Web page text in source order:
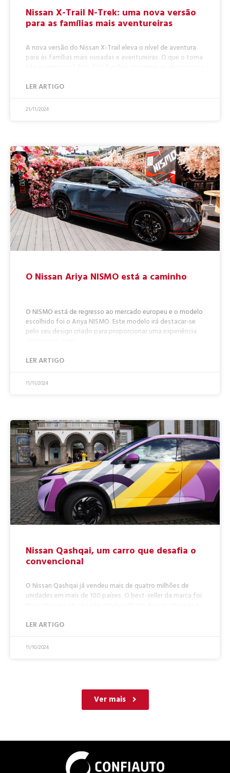
Nissan X-Trail N-Trek: uma nova versão
para as famílias mais aventureiras
A nova versão do Nissan X-Trail eleva o nível de aventura
para as famílias mais ousadas e aventureiras. O que o torna
LER ARTIGO
21/11/2024
O Nissan Ariya NISMO está a caminho
O NISMO está de regresso ao mercado europeu e o modelo
escolhido foi o Ariya NISMO. Este modelo irá destacar-se
pelo seu design criado para proporcionar uma experiência
LER ARTIGO
11/11/2024
Nissan Qashqai, um carro que desafia o
convencional
O Nissan Qashqai já vendeu mais de quatro milhões de
unidades em mais de 100 países. O best-seller da marca foi
LER ARTIGO
11/10/2024
Ver mais